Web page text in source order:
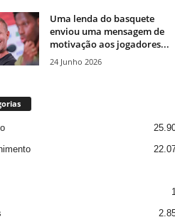
Uma lenda do basquete
enviou uma mensagem de
motivação aos jogadores...
24 Junho 2026